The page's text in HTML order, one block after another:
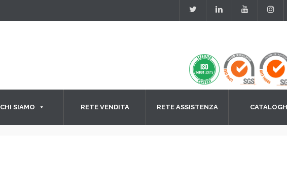
CHI SIAMO RETE VENDITA RETE ASSISTENZA